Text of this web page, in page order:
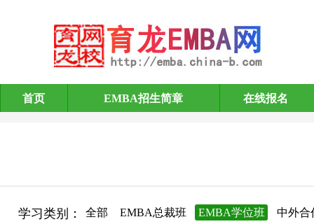
EMBA招生简章
首页 EMBA招生简章 在线报名
学习类别： 全部 EMBA总裁班 EMBA学位班 中外合